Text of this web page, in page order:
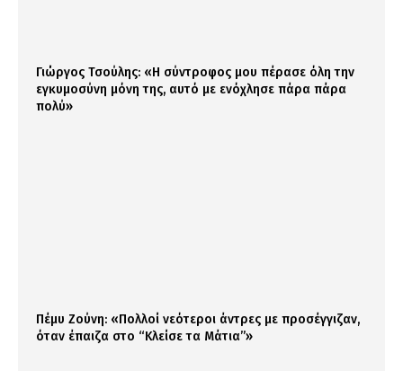
Γιώργος Τσούλης: «Η σύντροφος μου πέρασε όλη την
εγκυμοσύνη μόνη της, αυτό με ενόχλησε πάρα πάρα
πολύ»
Πέμυ Ζούνη: «Πολλοί νεότεροι άντρες με προσέγγιζαν,
όταν έπαιζα στο “Κλείσε τα Μάτια”»